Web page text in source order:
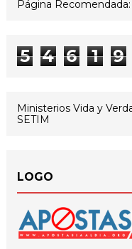
Página
5 4 6 1 9
Ministerios Vida y
SETIM
LOGO